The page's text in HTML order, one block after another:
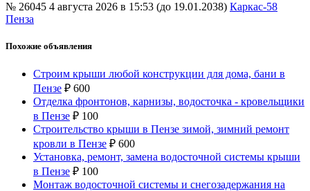
№ 26045 4 августа 2026 в 15:53 (до 19.01.2038) Каркас-58
Пенза
Похожие объявления
Строим крыши любой конструкции для дома, бани в
Пензе ₽ 600
Отделка фронтонов, карнизы, водосточка - кровельщики
в Пензе ₽ 100
Строительство крыши в Пензе зимой, зимний ремонт
кровли в Пензе ₽ 600
Установка, ремонт, замена водосточной системы крыши
в Пензе ₽ 100
Монтаж водосточной системы и снегозадержания на